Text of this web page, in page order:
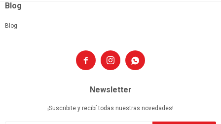
  
Blog
Blog
Newsletter
¡Suscribite y recibí todas nuestras novedades!